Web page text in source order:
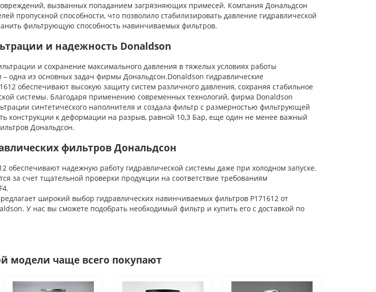
вызванных попаданием загрязняющих примесей. Компания Дональдсон
пропускной способности, что позволило стабилизировать давление гидравлической
фильтрующую способность навинчиваемых фильтров.
и надежность Donaldson
и сохранение максимального давления в тяжелых условиях работы
одна из основных задач фирмы Дональдсон.Donaldson гидравлические
обеспечивают высокую защиту систем различного давления, сохраняя стабильное
системы. Благодаря применению современных технологий, фирма Donaldson
синтетического наполнителя и создала фильтр с размерностью фильтрующей
конструкции к деформации на разрыв, равной 10,3 Бар, еще один не менее важный
Дональдсон.
фильтров Дональдсон
обеспечивают надежную работу гидравлической системы даже при холодном запуске.
за счет тщательной проверки продукции на соответствие требованиям
широкий выбор гидравлических навинчиваемых фильтров P171612 от
У нас вы сможете подобрать необходимый фильтр и купить его с доставкой по
модели чаще всего покупают